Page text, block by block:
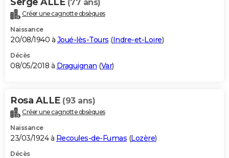
(77 ans)
Créer une cagnotte obsèques
Naissance
20/08/1940 à Joué-lès-Tours (Indre-et-Loire)
Décès
08/05/2018 à Draguignan (Var)
Rosa ALLE (93 ans)
Créer une cagnotte obsèques
Naissance
23/03/1924 à Recoules-de-Fumas (Lozère)
Décès